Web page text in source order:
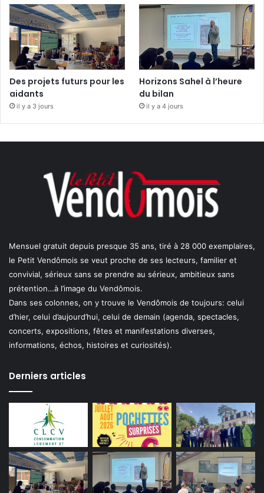
Des projets futurs pour les
aidants
il y a 3 jours
Horizons Sahel à l’heure
du bilan
il y a 4 jours
Mensuel gratuit depuis presque 35 ans, tiré à 28 000 exemplaires,
le Petit Vendômois se veut proche de ses lecteurs, familier et
convivial, sérieux sans se prendre au sérieux, ambitieux sans
prétention…à l’image du Vendômois.
Dans ses colonnes, on y trouve le Vendômois de toujours: celui
d’hier, celui d’aujourd’hui, celui de demain (agenda, spectacles,
concerts, expositions, fêtes et manifestations diverses,
informations, échos, histoires et curiosités).
Derniers articles